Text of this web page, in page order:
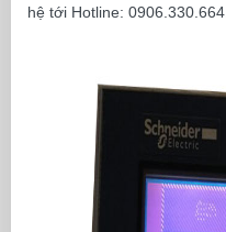
hệ tới Hotline: 0906.330.664.